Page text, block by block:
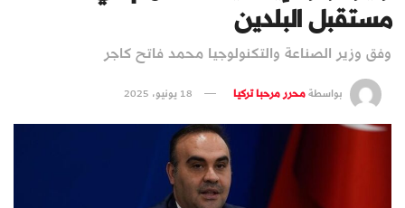
مستقبل البلدين
وفق وزير الصناعة والتكنولوجيا محمد فاتح كاجر
بواسطةمحرر مرحبا تركيا 18 يونيو، 2025